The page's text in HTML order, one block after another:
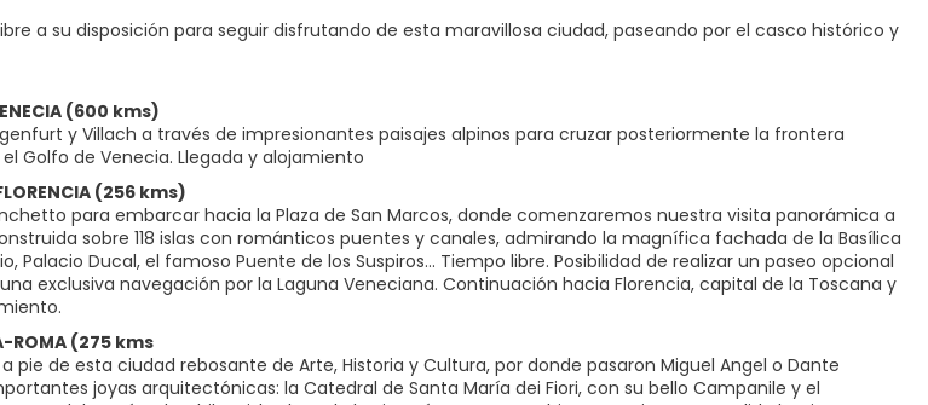
a su disposición para seguir disfrutando de esta maravillosa ciudad, paseando por el casco histórico y
(600 kms)
y Villach a través de impresionantes paisajes alpinos para cruzar posteriormente la frontera
Golfo de Venecia. Llegada y alojamiento
(256 kms)
para embarcar hacia la Plaza de San Marcos, donde comenzaremos nuestra visita panorámica a
sobre 118 islas con románticos puentes y canales, admirando la magnífica fachada de la Basílica
Palacio Ducal, el famoso Puente de los Suspiros... Tiempo libre. Posibilidad de realizar un paseo opcional
exclusiva navegación por la Laguna Veneciana. Continuación hacia Florencia, capital de la Toscana y
ROMA (275 kms
pie de esta ciudad rebosante de Arte, Historia y Cultura, por donde pasaron Miguel Angel o Dante
joyas arquitectónicas: la Catedral de Santa María dei Fiori, con su bello Campanile y el